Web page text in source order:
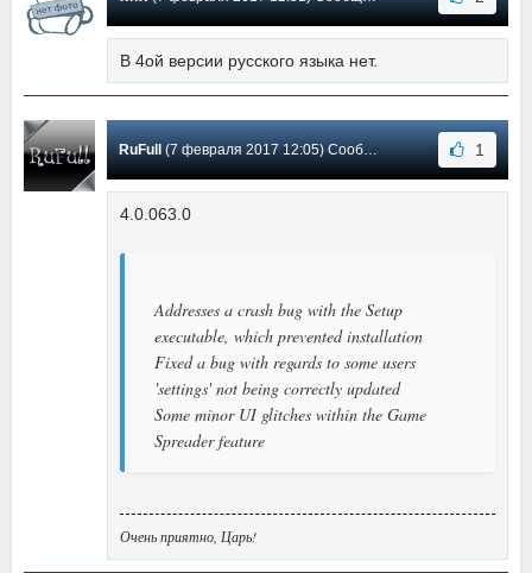
В 4ой версии русского языка нет.
RuFull (7 февраля 2017 12:05) Сообщение #70 1
4.0.063.0
Addresses a crash bug with the Setup
executable, which prevented installation
Fixed a bug with regards to some users
'settings' not being correctly updated
Some minor UI glitches within the Game
Spreader feature
Очень приятно, Царь!